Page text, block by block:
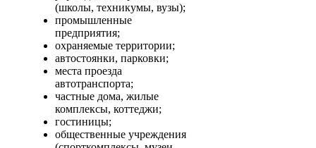
(школы, техникумы, вузы);
промышленные
предприятия;
охраняемые территории;
автостоянки, парковки;
места проезда
автотранспорта;
частные дома, жилые
комплексы, коттеджи;
гостиницы;
общественные учреждения